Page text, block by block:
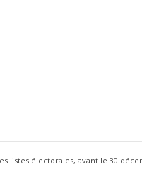
listes électorales, avant le 30